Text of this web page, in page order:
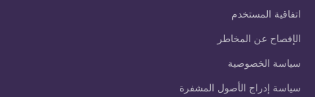
اتفاقية المستخدم
الإفصاح عن المخاطر
سياسة الخصوصية
سياسة إدراج الأصول المشفرة